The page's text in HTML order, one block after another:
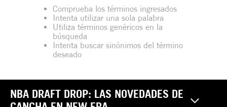
Comprueba los términos ingresados
Intenta utilizar una sola palabra
Utiliza términos genéricos en la
búsqueda
Intenta buscar sinónimos del término
deseado
NBA DRAFT DROP: LAS NOVEDADES DE